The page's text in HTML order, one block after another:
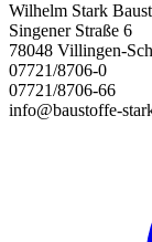
Wilhelm Stark
Singener Straße 6
78048 Villingen-
07721/8706-0
07721/8706-66
info@baustoffe-